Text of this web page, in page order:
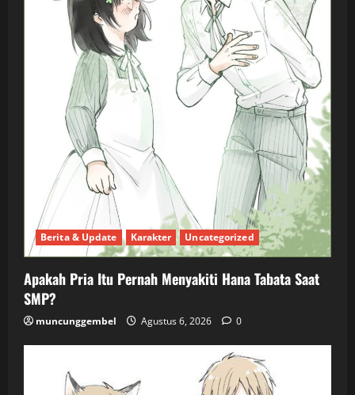
Berita & Update Karakter Uncategorized
Apakah Pria Itu Pernah Menyakiti Hana Tabata Saat
SMP?
muncunggembel Agustus 6, 2026 0